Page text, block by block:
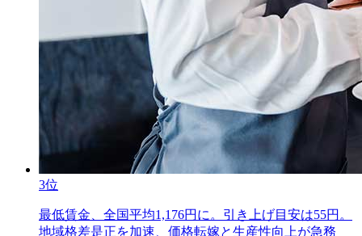
3位
最低賃金、全国平均1,176円に。引き上げ目安は55円。
地域格差是正を加速、価格転嫁と生産性向上が急務